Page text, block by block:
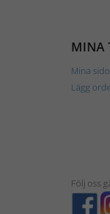
MINA
Mina
Lägg
Följ oss